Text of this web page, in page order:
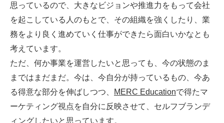
思っているので、大きなビジョンや推進力をもって会社
を起こしている人のもとで、その組織を強くしたり、業
務をより良く進めていく仕事ができたら面白いかなとも
考えています。
ただ、何か事業を運営したいと思っても、今の状態のま
まではまだまだ。今は、今自分が持っているもの、今あ
る得意な部分を伸ばしつつ、
MERC Educationで得たマ
ーケティング視点を自分に反映させて、セルフブランデ
ィングしたいと思っています。